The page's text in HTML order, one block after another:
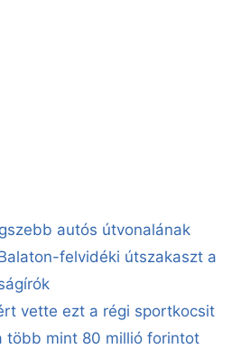
autós útvonalának
felvidéki útszakaszt a
vette ezt a régi sportkocsit
több mint 80 millió forintot